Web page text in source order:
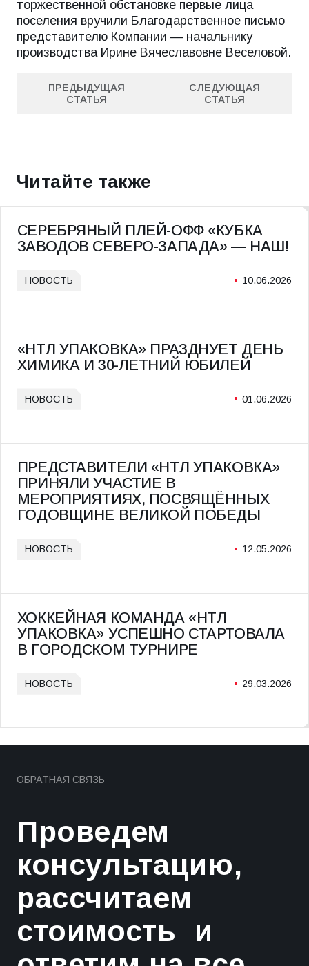
торжественной обстановке первые лица
поселения вручили Благодарственное письмо
представителю Компании — начальнику
производства Ирине Вячеславовне Веселовой.
ПРЕДЫДУЩАЯ
СТАТЬЯ
СЛЕДУЮЩАЯ
СТАТЬЯ
Читайте также
СЕРЕБРЯНЫЙ ПЛЕЙ-ОФФ «КУБКА
ЗАВОДОВ СЕВЕРО-ЗАПАДА» — НАШ!
НОВОСТЬ 10.06.2026
«НТЛ УПАКОВКА» ПРАЗДНУЕТ ДЕНЬ
ХИМИКА И 30-ЛЕТНИЙ ЮБИЛЕЙ
НОВОСТЬ 01.06.2026
ПРЕДСТАВИТЕЛИ «НТЛ УПАКОВКА»
ПРИНЯЛИ УЧАСТИЕ В
МЕРОПРИЯТИЯХ, ПОСВЯЩЁННЫХ
ГОДОВЩИНЕ ВЕЛИКОЙ ПОБЕДЫ
НОВОСТЬ 12.05.2026
ХОККЕЙНАЯ КОМАНДА «НТЛ
УПАКОВКА» УСПЕШНО СТАРТОВАЛА
В ГОРОДСКОМ ТУРНИРЕ
НОВОСТЬ 29.03.2026
ОБРАТНАЯ СВЯЗЬ
Проведем
консультацию,
рассчитаем
стоимость и